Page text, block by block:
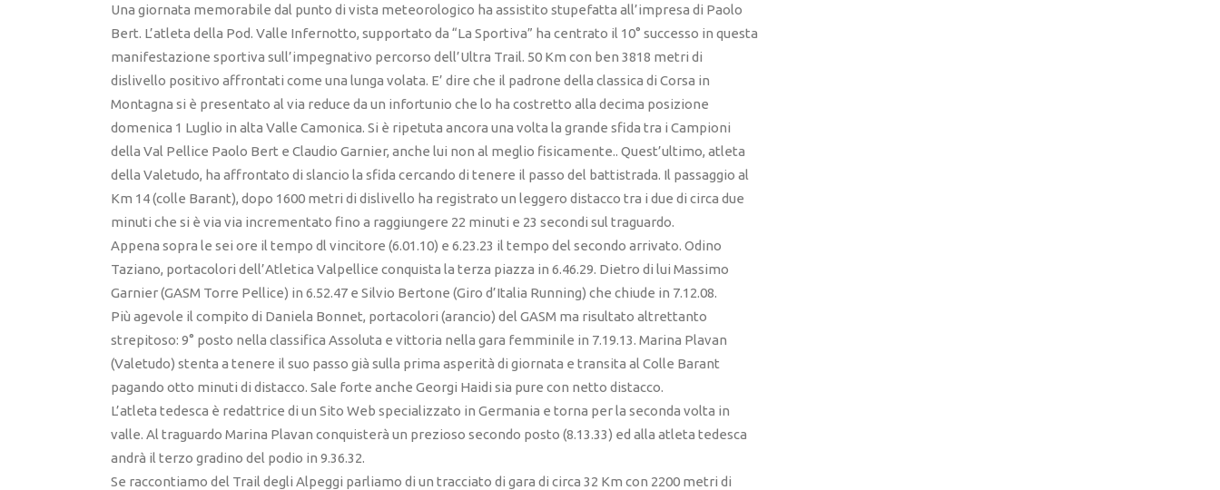
Una giornata memorabile dal punto di vista meteorologico ha assistito stupefatta all’impresa di Paolo
Bert. L’atleta della Pod. Valle Infernotto, supportato da “La Sportiva” ha centrato il 10° successo in questa
manifestazione sportiva sull’impegnativo percorso dell’Ultra Trail. 50 Km con ben 3818 metri di
dislivello positivo affrontati come una lunga volata. E’ dire che il padrone della classica di Corsa in
Montagna si è presentato al via reduce da un infortunio che lo ha costretto alla decima posizione
domenica 1 Luglio in alta Valle Camonica. Si è ripetuta ancora una volta la grande sfida tra i Campioni
della Val Pellice Paolo Bert e Claudio Garnier, anche lui non al meglio fisicamente.. Quest’ultimo, atleta
della Valetudo, ha affrontato di slancio la sfida cercando di tenere il passo del battistrada. Il passaggio al
Km 14 (colle Barant), dopo 1600 metri di dislivello ha registrato un leggero distacco tra i due di circa due
minuti che si è via via incrementato fino a raggiungere 22 minuti e 23 secondi sul traguardo.
Appena sopra le sei ore il tempo dl vincitore (6.01.10) e 6.23.23 il tempo del secondo arrivato. Odino
Taziano, portacolori dell’Atletica Valpellice conquista la terza piazza in 6.46.29. Dietro di lui Massimo
Garnier (GASM Torre Pellice) in 6.52.47 e Silvio Bertone (Giro d’Italia Running) che chiude in 7.12.08.
Più agevole il compito di Daniela Bonnet, portacolori (arancio) del GASM ma risultato altrettanto
strepitoso: 9° posto nella classifica Assoluta e vittoria nella gara femminile in 7.19.13. Marina Plavan
(Valetudo) stenta a tenere il suo passo già sulla prima asperità di giornata e transita al Colle Barant
pagando otto minuti di distacco. Sale forte anche Georgi Haidi sia pure con netto distacco.
L’atleta tedesca è redattrice di un Sito Web specializzato in Germania e torna per la seconda volta in
valle. Al traguardo Marina Plavan conquisterà un prezioso secondo posto (8.13.33) ed alla atleta tedesca
andrà il terzo gradino del podio in 9.36.32.
Se raccontiamo del Trail degli Alpeggi parliamo di un tracciato di gara di circa 32 Km con 2200 metri di